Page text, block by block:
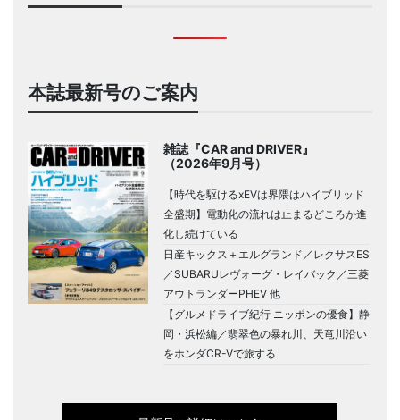
本誌最新号のご案内
雑誌『CAR and DRIVER』
（2026年9月号）
【時代を駆けるxEVは界隈はハイブリッド
全盛期】電動化の流れは止まるどころか進
化し続けている
日産キックス＋エルグランド／レクサスES
／SUBARUレヴォーグ・レイバック／三菱
アウトランダーPHEV 他
【グルメドライブ紀行 ニッポンの優食】静
岡・浜松編／翡翠色の暴れ川、天竜川沿い
をホンダCR-Vで旅する